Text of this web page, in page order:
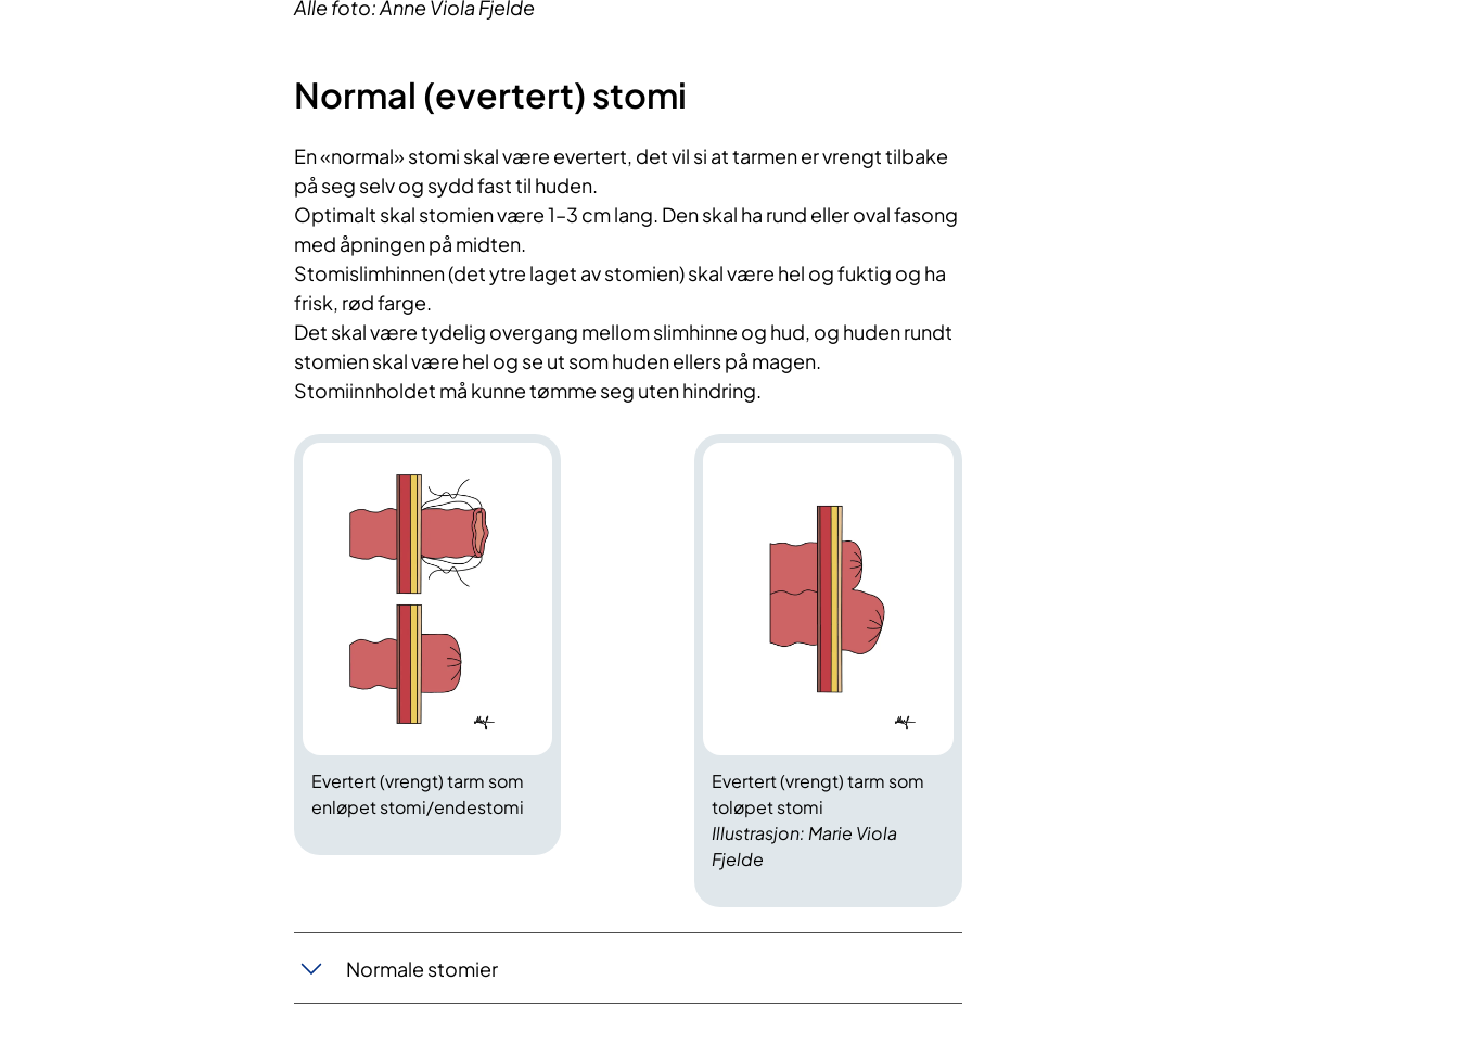
Alle foto: Anne Viola Fjelde
Normal (evertert) stomi
En «normal» stomi skal være evertert, det vil si at tarmen er vrengt tilbake
på seg selv og sydd fast til huden.
Optimalt skal stomien være 1–3 cm lang. Den skal ha rund eller oval fasong
med åpningen på midten.
Stomislimhinnen (det ytre laget av stomien) skal være hel og fuktig og ha
frisk, rød farge.
Det skal være tydelig overgang mellom slimhinne og hud, og huden rundt
stomien skal være hel og se ut som huden ellers på magen.
Stomiinnholdet må kunne tømme seg uten hindring.
Evertert (vrengt) tarm som
enløpet stomi/endestomi
Illustrasjon: Marie Viola
Fjelde
Evertert (vrengt) tarm som
toløpet stomi
Normale stomier